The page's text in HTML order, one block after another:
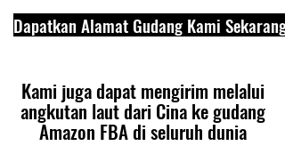
Dapatkan Alamat Gudang Kami Sekarang
Kami juga dapat mengirim melalui
angkutan laut dari Cina ke gudang
Amazon FBA di seluruh dunia